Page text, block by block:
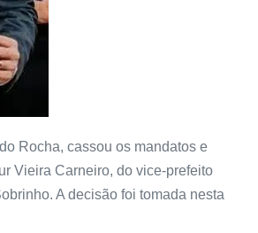
Rocha, cassou os mandatos e
Vieira Carneiro, do vice-prefeito
A decisão foi tomada nesta